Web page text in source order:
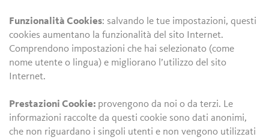
Funzionalità Cookies: salvando le tue impostazioni, questi
cookies aumentano la funzionalità del sito Internet.
Comprendono impostazioni che hai selezionato (come
nome utente o lingua) e migliorano l’utilizzo del sito
Internet.
Prestazioni Cookie: provengono da noi o da terzi. Le
informazioni raccolte da questi cookie sono dati anonimi,
che non riguardano i singoli utenti e non vengono utilizzati